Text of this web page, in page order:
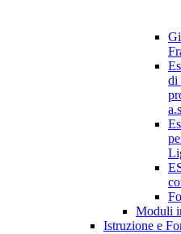
di
Moduli
Istruzione e